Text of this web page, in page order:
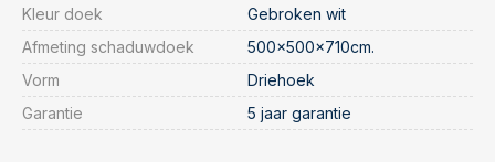
Kleur doek
Gebroken wit
Afmeting schaduwdoek
500x500x710cm.
Vorm
Driehoek
Garantie
5 jaar garantie